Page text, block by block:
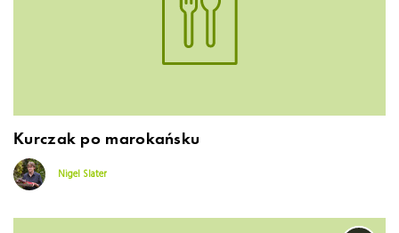
Kurczak po marokańsku
Nigel Slater